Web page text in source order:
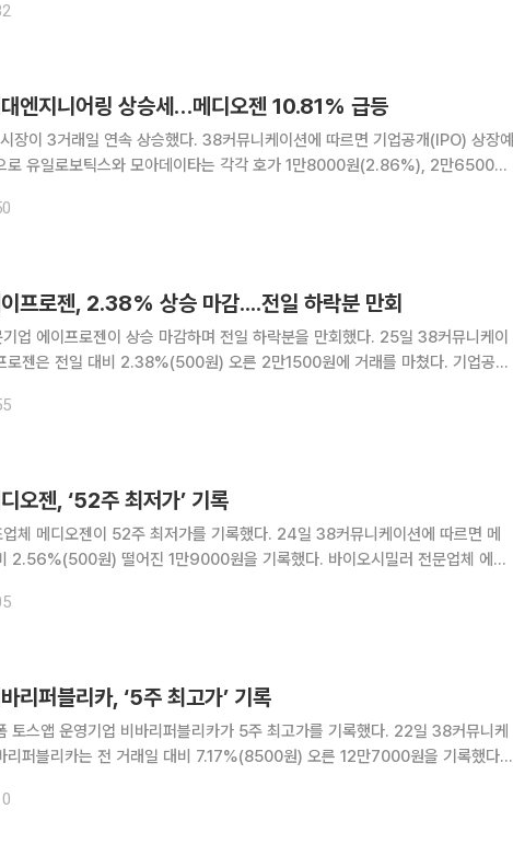
엔지니어링 상승세…메디오젠 10.81% 급등
상승했다. 38커뮤니케이션에 따르면 기업공개(IPO) 상장예
로 유일로보틱스와 모아데이타는 각각 호가 1만8000원(2.86%), 2만6500원
사 승인 종목인 현대엔지니어링
프로젠, 2.38% 상승 마감....전일 하락분 만회
에이프로젠이 상승 마감하며 전일 하락분을 만회했다. 25일 38커뮤니케이
젠은 전일 대비 2.38%(500원) 오른 2만1500원에 거래를 마쳤다. 기업공개
오젠, ‘52주 최저가’ 기록
젠이 52주 최저가를 기록했다. 24일 38커뮤니케이션에 따르면 메
원) 떨어진 1만9000원을 기록했다. 바이오시밀러 전문업체 에이
4.55%(1000원) 떨어진 2만10
리퍼블리카, ‘5주 최고가’ 기록
앱 운영기업 비바리퍼블리카가 5주 최고가를 기록했다. 22일 38커뮤니케
리퍼블리카는 전 거래일 대비 7.17%(8500원) 오른 12만7000원을 기록했다.
을 기록했다. 여행, 여가 플랫폼